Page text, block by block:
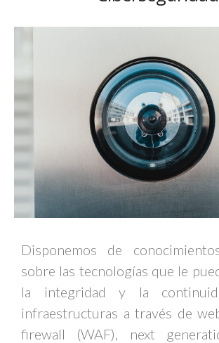
Disponemos de
sobre las tecnologías que le
la integridad y la
infraestructuras a través de
firewall (WAF), next